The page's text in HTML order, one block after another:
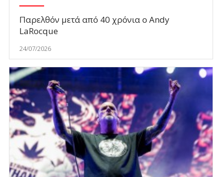
Παρελθόν μετά από 40 χρόνια ο Andy
LaRocque
24/07/2026